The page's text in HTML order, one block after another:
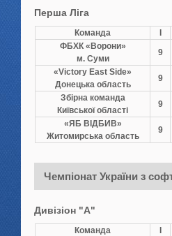
Перша Ліга
Команда
ФБХК «Ворони»
м. Суми
9
«Victory East Side»
Донецька область
9
Збірна команда
Київської області
9
«ЯБ ВІДБИВ»
Житомирська область
9
Чемпіонат України з
Дивізіон "А"
Команда